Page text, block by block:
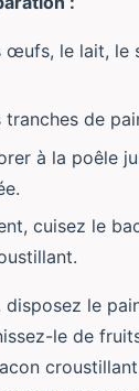
œufs, le lait, le
tranches de
à la poêle
cuisez le
disposez le
le de